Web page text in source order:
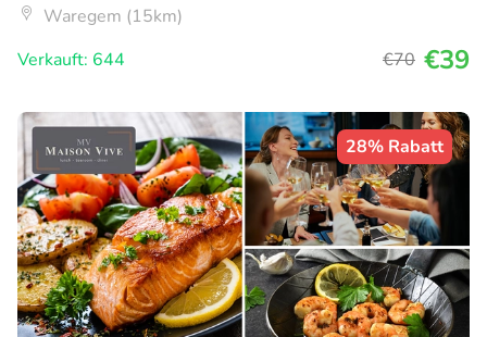
Waregem (15km)
Verkauft: 644
€70 €39
28% Rabatt